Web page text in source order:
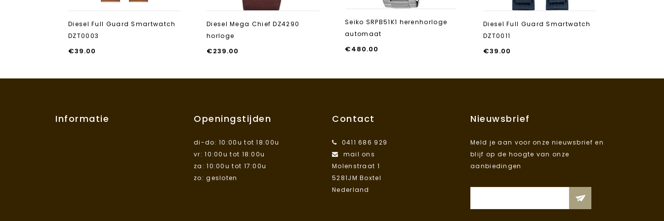
Diesel Full Guard Smartwatch
DZT0003
€39.00
Diesel Mega Chief DZ4290
horloge
€239.00
Seiko SRPB51K1 herenhorloge
automaat
€480.00
Diesel Full Guard Smartwatch
DZT0011
€39.00
Informatie Openingstijden
di-do: 10:00u tot 18:00u
vr: 10:00u tot 18:00u
za: 10:00u tot 17:00u
zo: gesloten
Contact
0411 686 929
mail ons
Molenstraat 1
5281JM Boxtel
Nederland
Nieuwsbrief
Meld je aan voor onze nieuwsbrief en
blijf op de hoogte van onze
aanbiedingen